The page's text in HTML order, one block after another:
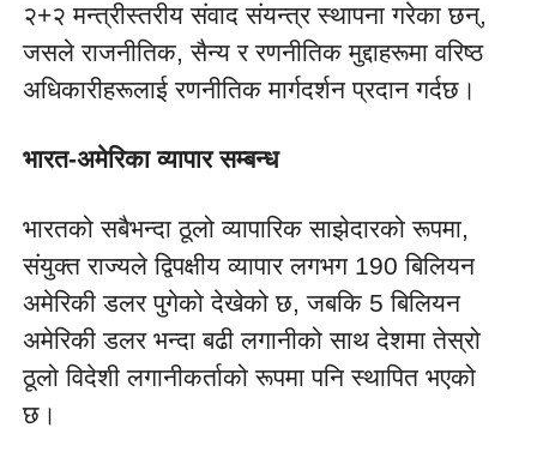
२+२ मन्त्रीस्तरीय संवाद संयन्त्र स्थापना गरेका छन्,
जसले राजनीतिक, सैन्य र रणनीतिक मुद्दाहरूमा वरिष्ठ
अधिकारीहरूलाई रणनीतिक मार्गदर्शन प्रदान गर्दछ।
भारत-अमेरिका व्यापार सम्बन्ध
भारतको सबैभन्दा ठूलो व्यापारिक साझेदारको रूपमा,
संयुक्त राज्यले द्विपक्षीय व्यापार लगभग 190 बिलियन
अमेरिकी डलर पुगेको देखेको छ, जबकि 5 बिलियन
अमेरिकी डलर भन्दा बढी लगानीको साथ देशमा तेस्रो
ठूलो विदेशी लगानीकर्ताको रूपमा पनि स्थापित भएको
छ।